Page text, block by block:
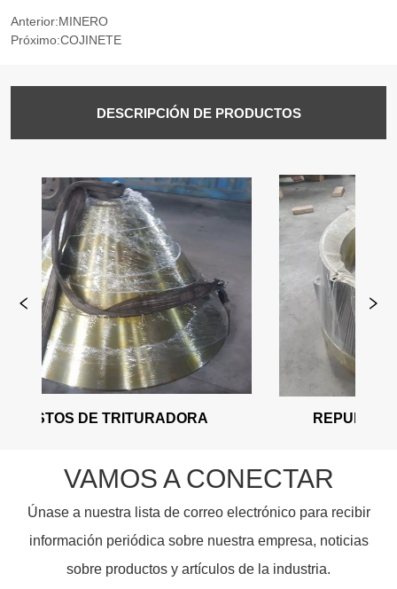
Anterior:MINERO
Próximo:COJINETE
DESCRIPCIÓN DE PRODUCTOS
REPUESTOS DE TRITURADORA
VAMOS A CONECTAR
Únase a nuestra lista de correo electrónico para recibir
información periódica sobre nuestra empresa, noticias
sobre productos y artículos de la industria.